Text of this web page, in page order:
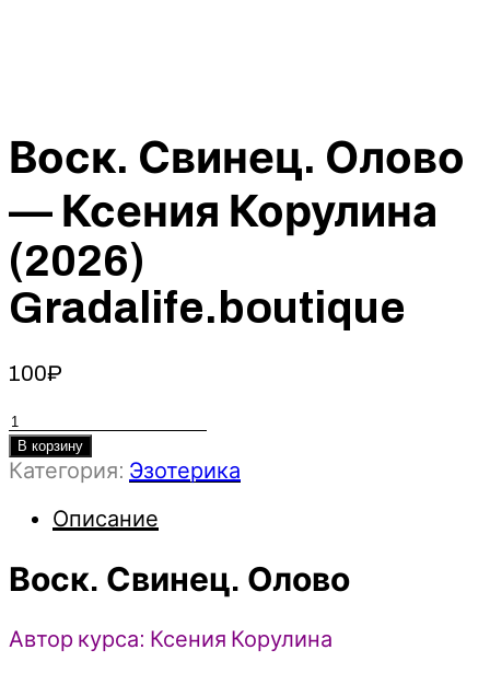
Воск. Свинец. Олово
— Ксения Корулина
(2026)
Gradalife.boutique
100₽
Количество
товара
Воск.
Олово
Ксения
(2026)
Gradalife.boutique
В корзину
Категория: Эзотерика
Описание
Воск. Свинец. Олово
Автор курса: Ксения Корулина